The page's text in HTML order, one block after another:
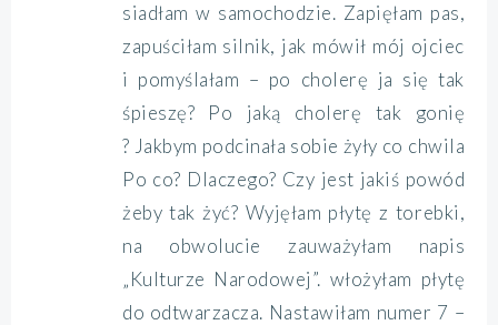
siadłam w samochodzie. Zapięłam pas,
zapuściłam silnik, jak mówił mój ojciec
i pomyślałam – po cholerę ja się tak
śpieszę? Po jaką cholerę tak gonię
? Jakbym podcinała sobie żyły co chwila
Po co? Dlaczego? Czy jest jakiś powód
żeby tak żyć? Wyjęłam płytę z torebki,
na obwolucie zauważyłam napis
„Kulturze Narodowej”. włożyłam płytę
do odtwarzacza. Nastawiłam numer 7 –